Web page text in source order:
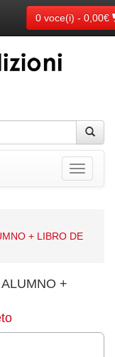
0 voce(i) - 0,00€
Toggle
+ LIBRO DE
+